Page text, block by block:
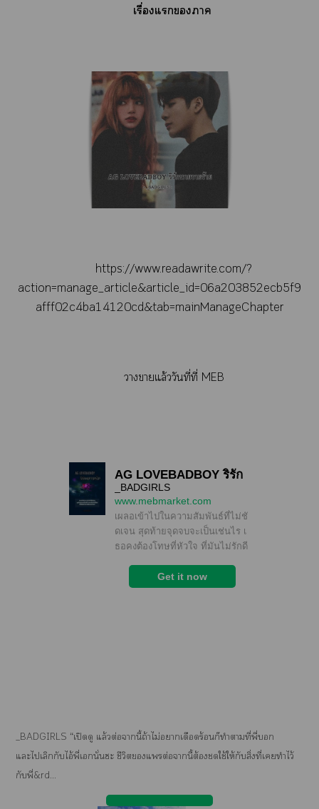
เรื่องแา
https://www.readawrite.com/?
action=manage_article&article_id=06a203852ecb5f9
afff02c4ba14120cd&tab=mainManageChapter
าาแล้ววันที่ที่ MEB
_BADGIRLS “เปิดดู แล้วต่อานี้ถ้าไม่าเดือดร้อนก็ทำตามที่พี่
แะไเลิกกับไอ้พี่เนั่นะ ชีวิตแต่อานี้ต้องชดใช้ให้กับสิ่งที่เทำไว้
กับพี่&rd...